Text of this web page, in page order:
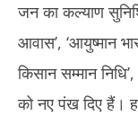
जन का कल्याण
आवास’, ‘आयुष्मान
किसान सम्मान
को नए पंख दिए हैं।